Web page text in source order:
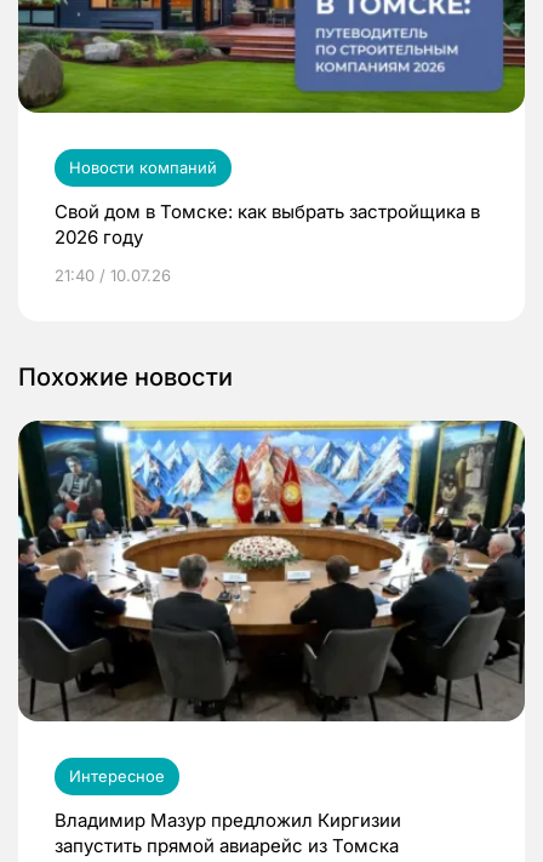
Новости компаний
Свой дом в Томске: как выбрать застройщика в
2026 году
21:40 / 10.07.26
Похожие новости
Интересное
Владимир Мазур предложил Киргизии
запустить прямой авиарейс из Томска